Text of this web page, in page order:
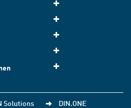
Solutions DIN.ONE